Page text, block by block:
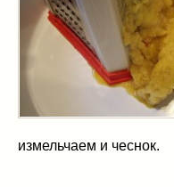
измельчаем и чеснок.